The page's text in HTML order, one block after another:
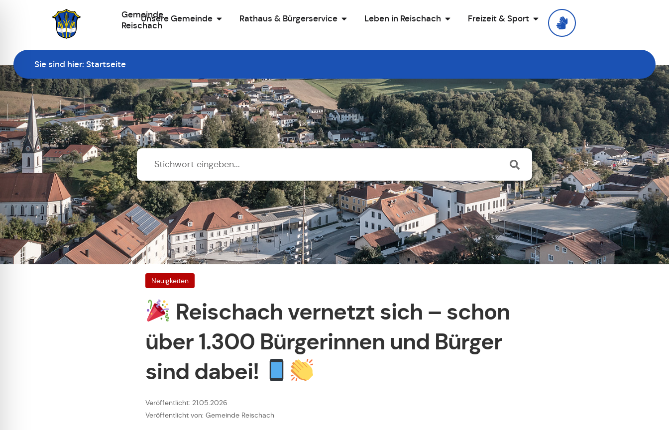
Gemeinde
Reischach
Zur Startseite
Unsere Gemeinde Rathaus & Bürgerservice Leben in Reischach Freizeit & Sport
Sie sind hier: Startseite
Neuigkeiten
Reischach vernetzt sich – schon
über 1.300 Bürgerinnen und Bürger
sind dabei!
Veröffentlicht: 21.05.2026
Veröffentlicht von: Gemeinde Reischach